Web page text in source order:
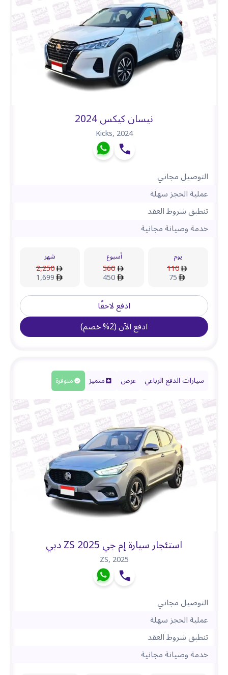
نيسان كيكس 2024
Kicks,2024
التوصيل مجاني
عملية الحجز سهلة
تنطبق شروط العقد
خدمة وصيانة مجانية
يوم
110
75
أسبوع
560
450
شهر
2,250
1,699
ادفع لاحقًا
ادفع الآن(
2
%خصم)
سيارات الدفع الرباعي عرض متميز متوفرة
استئجار سيارة إم جي ZS 2025 دبي
ZS,2025
التوصيل مجاني
عملية الحجز سهلة
تنطبق شروط العقد
خدمة وصيانة مجانية